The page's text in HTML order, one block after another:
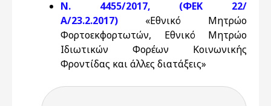
Ν. 4455/2017, (ΦΕΚ 22/
Α/23.2.2017) «Εθνικό Μητρώο
Φορτοεκφορτωτών, Εθνικό Μητρώο
Ιδιωτικών Φορέων Κοινωνικής
Φροντίδας και άλλες διατάξεις»